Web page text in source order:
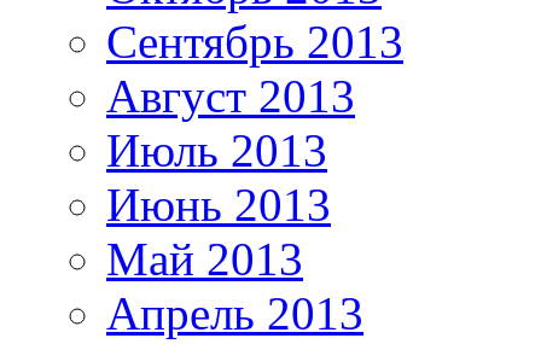
Сентябрь 2013
Август 2013
Июль 2013
Июнь 2013
Май 2013
Апрель 2013